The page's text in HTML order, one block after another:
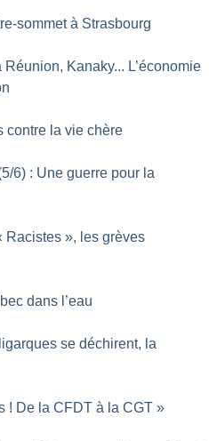
sommet à Strasbourg
Kanaky... L’économie
contre la vie chère
6) : Une guerre pour la
Racistes », les grèves
dans l’eau
se déchirent, la
! De la CFDT à la CGT »